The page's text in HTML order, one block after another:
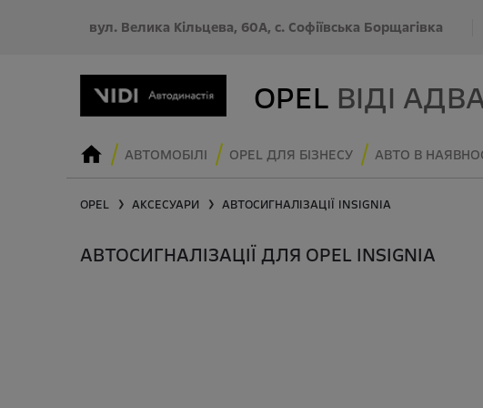
вул. Велика Кільцева, 60А, с. Софіївська Борщагівка
OPEL ВІДІ
АВТОМОБІЛІ OPEL ДЛЯ БІЗНЕСУ АВТО В
OPEL ❯ АКСЕСУАРИ ❯ АВТОСИГНАЛІЗАЦІЇ INSIGNIA
АВТОСИГНАЛІЗАЦІЇ ДЛЯ OPEL INSIGNIA